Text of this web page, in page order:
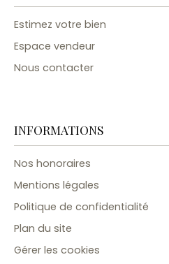
Estimez votre bien
Espace vendeur
Nous contacter
INFORMATIONS
Nos honoraires
Mentions légales
Politique de confidentialité
Plan du site
Gérer les cookies